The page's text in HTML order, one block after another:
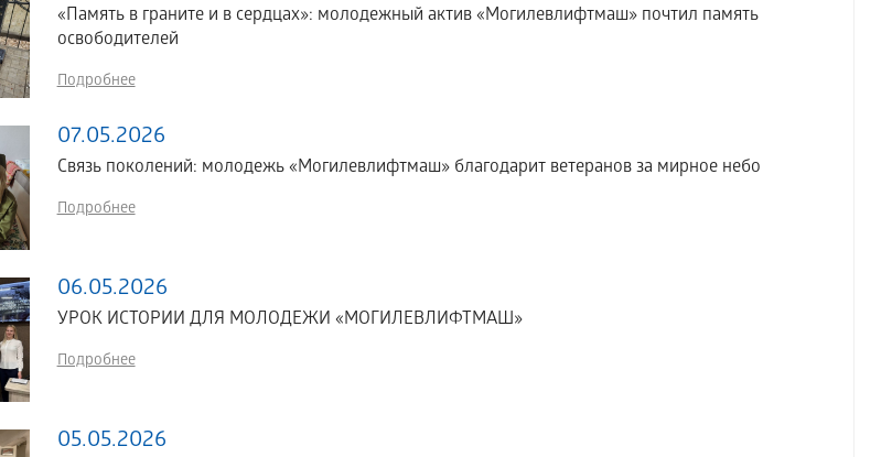
«Память в граните и в сердцах»: молодежный актив «Могилевлифтмаш» почтил память
освободителей
Подробнее
07.05.2026
Связь поколений: молодежь «Могилевлифтмаш» благодарит ветеранов за мирное небо
Подробнее
06.05.2026
УРОК ИСТОРИИ ДЛЯ МОЛОДЕЖИ «МОГИЛЕВЛИФТМАШ»
Подробнее
05.05.2026